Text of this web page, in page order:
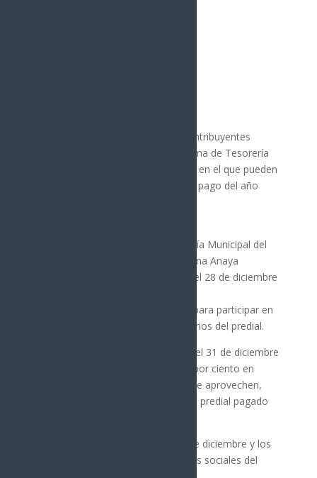
Quedan pocos días para que los contribuyentes
cumplidos se registren en el programa de Tesorería
Municipal “Tu predial pagado 2025”, en el que pueden
ser seleccionados para ahorrarse el pago del año
La directora de Ingresos de Tesorería Municipal del
Ayuntamiento de Hermosillo, Yazmina Anaya
Camargo, explicó que tienen hasta el 28 de diciembre
www.cumplidos.hermosillo.gob.mx para participar en
una selección aleatoria de beneficiarios del predial.
Anaya Camargo recordó que hasta el 31 de diciembre
están vigentes descuentos del 100 por ciento en
recargos y multa de predial, para que aprovechen,
paguen y se puedan registrar en “Tu predial pagado
Precisó la selección será el día 31 de diciembre y los
ganadores se publicarán en las redes sociales del